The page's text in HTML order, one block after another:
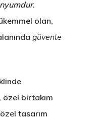
.
olan,
güvenle
birtakım
tasarım